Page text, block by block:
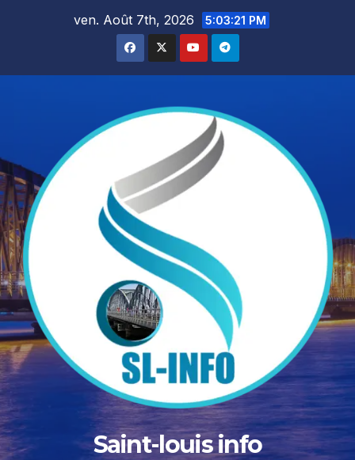
ven. Août 7th, 2026 5:03:22 PM
Saint-louis info